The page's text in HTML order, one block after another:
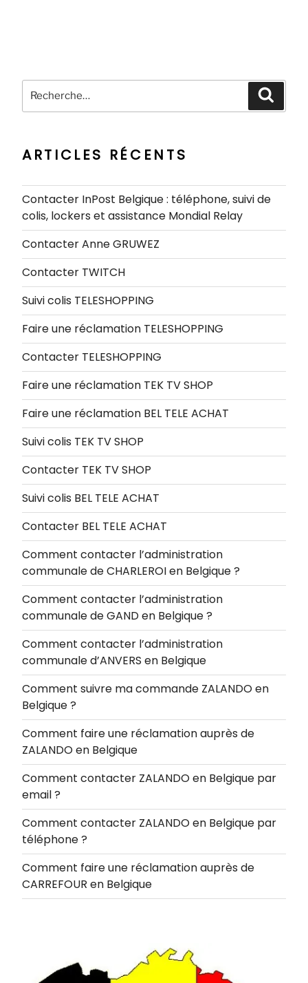
Recherche
pour
ARTICLES RÉCENTS
Contacter InPost Belgique : téléphone, suivi de
colis, lockers et assistance Mondial Relay
Contacter Anne GRUWEZ
Contacter TWITCH
Suivi colis TELESHOPPING
Faire une réclamation TELESHOPPING
Contacter TELESHOPPING
Faire une réclamation TEK TV SHOP
Faire une réclamation BEL TELE ACHAT
Suivi colis TEK TV SHOP
Contacter TEK TV SHOP
Suivi colis BEL TELE ACHAT
Contacter BEL TELE ACHAT
Comment contacter l’administration
communale de CHARLEROI en Belgique ?
Comment contacter l’administration
communale de GAND en Belgique ?
Comment contacter l’administration
communale d’ANVERS en Belgique
Comment suivre ma commande ZALANDO en
Belgique ?
Comment faire une réclamation auprès de
ZALANDO en Belgique
Comment contacter ZALANDO en Belgique par
email ?
Comment contacter ZALANDO en Belgique par
téléphone ?
Comment faire une réclamation auprès de
CARREFOUR en Belgique